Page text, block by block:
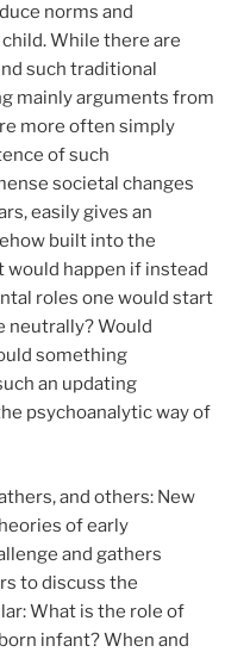
norms and
While there are
such traditional
mainly arguments from
more often simply
of such
societal changes
easily gives an
built into the
would happen if instead
roles one would start
neutrally? Would
something
an updating
psychoanalytic way of
and others: New
of early
and gathers
to discuss the
What is the role of
infant? When and